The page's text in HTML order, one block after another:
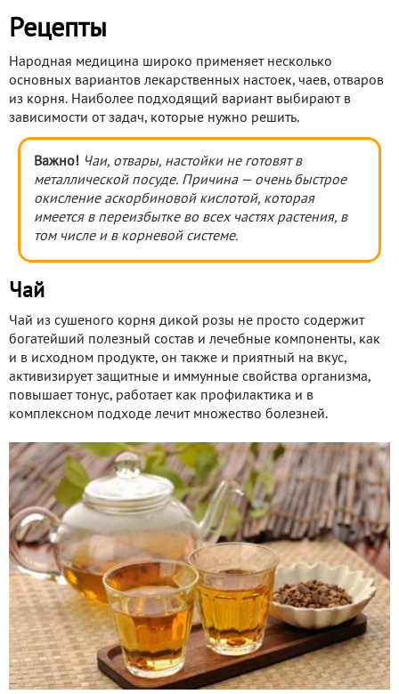
Рецепты
Народная медицина широко применяет несколько
основных вариантов лекарственных настоек, чаев, отваров
из корня. Наиболее подходящий вариант выбирают в
зависимости от задач, которые нужно решить.
Важно! Чаи, отвары, настойки не готовят в
металлической посуде. Причина — очень быстрое
окисление аскорбиновой кислотой, которая
имеется в переизбытке во всех частях растения, в
том числе и в корневой системе.
Чай
Чай из сушеного корня дикой розы не просто содержит
богатейший полезный состав и лечебные компоненты, как
и в исходном продукте, он также и приятный на вкус,
активизирует защитные и иммунные свойства организма,
повышает тонус, работает как профилактика и в
комплексном подходе лечит множество болезней.